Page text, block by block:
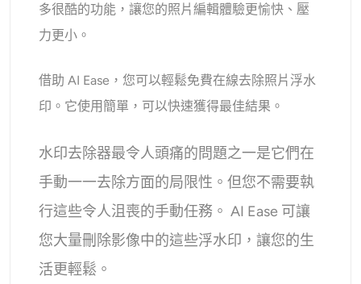
視頻工具
視頻效果
多很酷的功能，讓您的照片編輯體驗更愉快、壓
力更小。
借助 AI Ease，您可以輕鬆免費在線去除照片浮水
印。它使用簡單，可以快速獲得最佳結果。
水印去除器最令人頭痛的問題之一是它們在
手動一一去除方面的局限性。但您不需要執
行這些令人沮喪的手動任務。 AI Ease 可讓
您大量刪除影像中的這些浮水印，讓您的生
活更輕鬆。